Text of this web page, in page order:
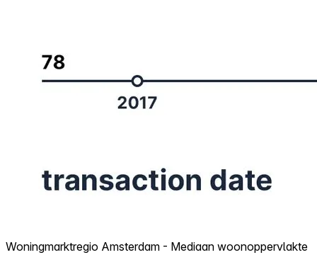
Woningmarktregio Amsterdam - Mediaan woonoppervlakte